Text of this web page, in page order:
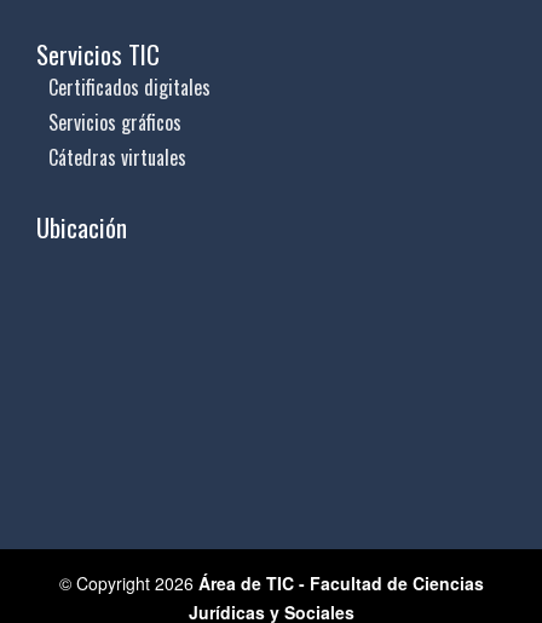
Servicios TIC
Certificados digitales
Servicios gráficos
Cátedras virtuales
Ubicación
© Copyright 2026 Área de TIC - Facultad de Ciencias
Jurídicas y Sociales